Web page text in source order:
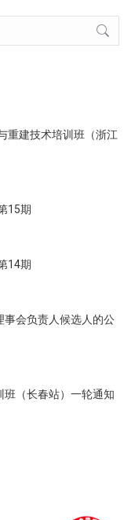
重建技术培训班（浙江
15期
14期
事会负责人候选人的公
班（长春站）一轮通知